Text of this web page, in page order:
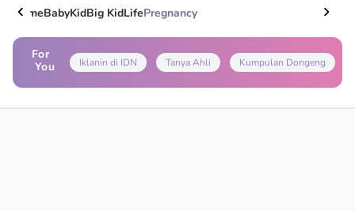
HomeBabyKidBig KidLifePregnancy
For
You
Iklanin di IDN Tanya Ahli Kumpulan Dongeng